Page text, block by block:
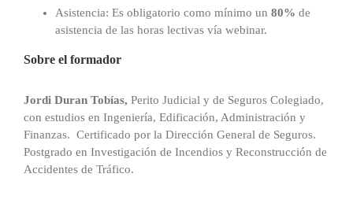
Asistencia: Es obligatorio como mínimo un 80% de
asistencia de las horas lectivas vía webinar.
Sobre el formador
Jordi Duran Tobías, Perito Judicial y de Seguros Colegiado,
con estudios en Ingeniería, Edificación, Administración y
Finanzas. Certificado por la Dirección General de Seguros.
Postgrado en Investigación de Incendios y Reconstrucción de
Accidentes de Tráfico.